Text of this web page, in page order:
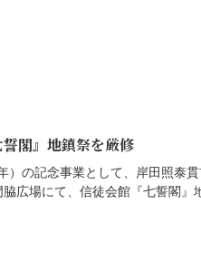
閣』地鎮祭を厳修
の記念事業として、岸田照泰貫
広場にて、信徒会館『七誓閣』